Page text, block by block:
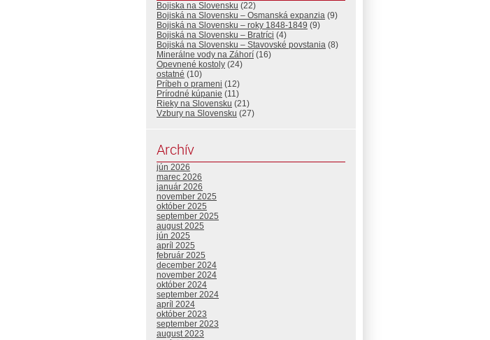
Bojiska na Slovensku (22)
Bojiská na Slovensku – Osmanská expanzia (9)
Bojiská na Slovensku – roky 1848-1849 (9)
Bojiská na Slovensku – Bratríci (4)
Bojiská na Slovensku – Stavovské povstania (8)
Minerálne vody na Záhorí (16)
Opevnené kostoly (24)
ostatné (10)
Príbeh o prameni (12)
Prírodné kúpanie (11)
Rieky na Slovensku (21)
Vzbury na Slovensku (27)
Archív
jún 2026
marec 2026
január 2026
november 2025
október 2025
september 2025
august 2025
jún 2025
apríl 2025
február 2025
december 2024
november 2024
október 2024
september 2024
apríl 2024
október 2023
september 2023
august 2023